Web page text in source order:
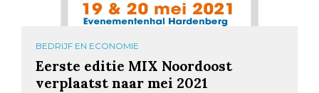
BEDRIJF EN ECONOMIE
Eerste editie MIX Noordoost
verplaatst naar mei 2021